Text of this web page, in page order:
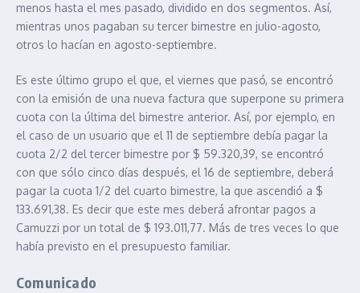
menos hasta el mes pasado, dividido en dos segmentos. Así,
mientras unos pagaban su tercer bimestre en julio-agosto,
otros lo hacían en agosto-septiembre.
Es este último grupo el que, el viernes que pasó, se encontró
con la emisión de una nueva factura que superpone su primera
cuota con la última del bimestre anterior. Así, por ejemplo, en
el caso de un usuario que el 11 de septiembre debía pagar la
cuota 2/2 del tercer bimestre por $ 59.320,39, se encontró
con que sólo cinco días después, el 16 de septiembre, deberá
pagar la cuota 1/2 del cuarto bimestre, la que ascendió a $
133.691,38. Es decir que este mes deberá afrontar pagos a
Camuzzi por un total de $ 193.011,77. Más de tres veces lo que
había previsto en el presupuesto familiar.
Comunicado